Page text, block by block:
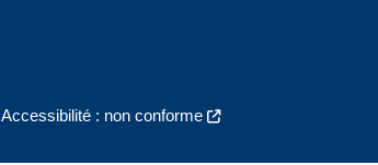
Accessibilité : non conforme